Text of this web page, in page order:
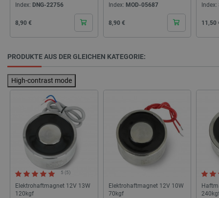
Index: DNG-22756
Cena
8,90 €
Index: MOD-05687
Cena
8,90 €
Index:
Cena
11,50
PRODUKTE AUS DER GLEICHEN KATEGORIE:
High-contrast mode
5 (5)
Elektrohaftmagnet 12V 13W
120kgf
Elektrohaftmagnet 12V 10W
70kgf
.botland.de
CookieScriptConsent
CookieScript
botland.de
isListDisplay botland.de